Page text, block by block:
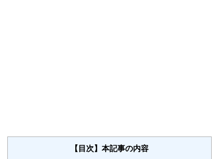
【目次】本記事の内容